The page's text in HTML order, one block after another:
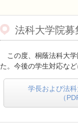
法科大学院
この度、桐蔭法科大学
た。今後の学生対応な
学長および法
（